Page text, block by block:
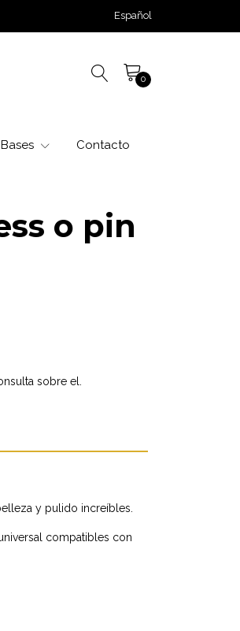
Español
0
Bases Contacto
o pin
sobre el.
y pulido increíbles.
compatibles con